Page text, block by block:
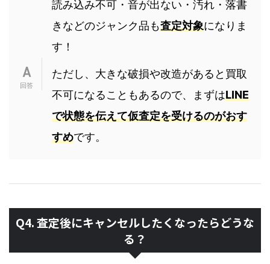
読み込み不可・音が出ない・汚れ・落書
きなどのジャンク品も査定対象になりま
す！
ただし、大きな破損や改造があると買取
不可になることもあるので、まずはLINE
で状態を伝えて仮査定を受けるのがおす
すめです。
Q4. 査定後にキャンセルしたくなったらどうな
る？